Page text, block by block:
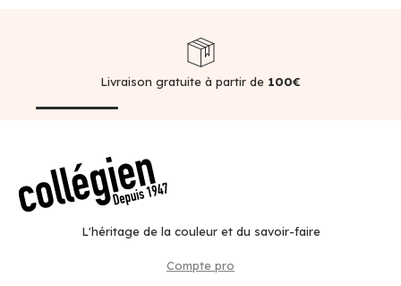
Livraison gratuite à partir de 100€
L'héritage de la couleur et du savoir-faire
Compte pro